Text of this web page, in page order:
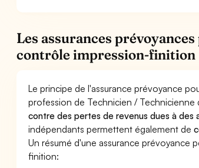
Les assurances
contrôle impression-finition
Le principe de l'assurance prévoyance
profession de Technicien /
contre des pertes de revenus dues à des
indépendants permettent également de
Un résumé d'une assurance
finition: